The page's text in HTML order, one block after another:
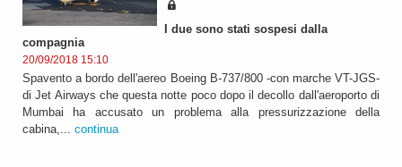
I due sono stati sospesi dalla
compagnia
20/09/2018 15:10
Spavento a bordo dell'aereo Boeing B-737/800 -con marche VT-JGS-
di Jet Airways che questa notte poco dopo il decollo dall'aeroporto di
Mumbai ha accusato un problema alla pressurizzazione della
cabina,... continua